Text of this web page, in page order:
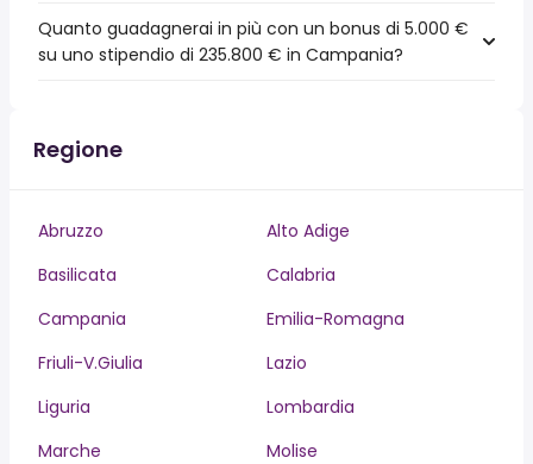
Quanto guadagnerai in più con un bonus di 5.000 €
su uno stipendio di 235.800 € in Campania?
Regione
Abruzzo
Alto Adige
Basilicata
Calabria
Campania
Emilia-Romagna
Friuli-V.Giulia
Lazio
Liguria
Lombardia
Marche
Molise